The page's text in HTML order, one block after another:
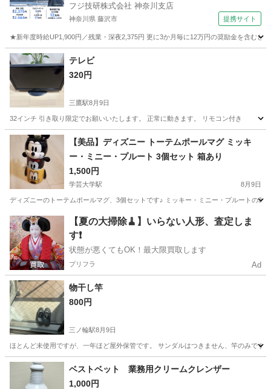
フジ技研株式会社 神奈川支店
神奈川県 藤沢市 提携サイト
★新年度時給UP1,900円／残業・深夜2,375円 更に3か月毎に12万円の奨励金を含む
神奈川 藤沢市 その他
テレビ
320円
三鷹駅8月9日
32インチ 引き取り限定でお願いいたします。 正常に動きます。 リモコン付き
東京 武蔵野市 三鷹駅 家庭用品
【美品】ディズニー トーテムポールマグ ミッキ
ー・ミニー・プルート 3個セット 箱あり
1,500円
学芸大学駅 8月9日
ディズニーのトーテムポールマグ、3個セットです♪ ミッキー・ミニー・プルートの3
東京 目黒区 学芸大学駅 食器
【夏の大掃除🧹】いらない人形、査定しま
す❗️
状態が悪くてもOK！最大限買取します
プリフラ Ad
物干し竿
800円
三ノ輪駅8月9日
ほとんど未使用ですが、一年ほど屋外保管です。 サンダルはつきません、竿のみです。
東京 台東区 三ノ輪駅 洗濯用品 物干し
ベストベット 業務用クリームクレンザー
1,000円